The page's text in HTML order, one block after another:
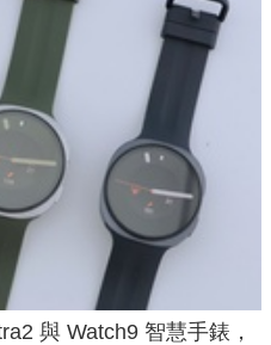
與 Watch9 智慧手錶，